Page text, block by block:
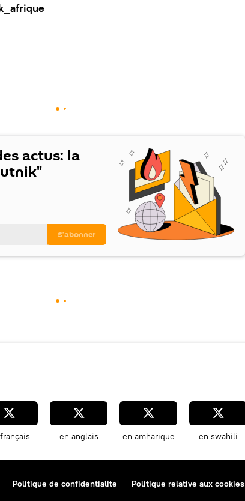
actus: la
en anglais en amharique en swahili
Politique de confidentialite Politique relative aux cookies